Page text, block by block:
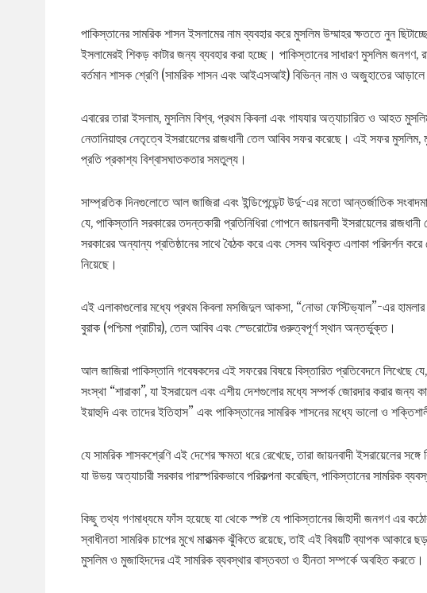
পাকিস্তানের সামরিক শাসন ইসলামের নাম ব্যবহার করে মুসলিম উম্মাহর ক্ষততে নুন
ইসলামেরই শিকড় কাটার জন্য ব্যবহার করা হচ্ছে। পাকিস্তানের সাধারণ মুসলিম জনগণ,
বর্তমান শাসক শ্রেণি (সামরিক শাসন এবং আইএসআই) বিভিন্ন নাম ও অজুহাতের আড়ালে
এবারের তারা ইসলাম, মুসলিম বিশ্ব, প্রথম কিবলা এবং গাযযার অত্যাচারিত ও আহত
নেতানিয়াহুর নেতৃত্বে ইসরায়েলের রাজধানী তেল আবিব সফর করেছে। এই সফর মুসলিম,
প্রতি প্রকাশ্য বিশ্বাসঘাতকতার সমতুল্য।
সাম্প্রতিক দিনগুলোতে আল জাজিরা এবং ইন্ডিপেন্ডেন্ট উর্দু-এর মতো আন্তর্জাতিক
যে, পাকিস্তানি সরকারের তদন্তকারী প্রতিনিধিরা গোপনে জায়নবাদী ইসরায়েলের
সরকারের অন্যান্য প্রতিষ্ঠানের সাথে বৈঠক করে এবং সেসব অধিকৃত এলাকা পরিদর্শন
নিয়েছে।
এই এলাকাগুলোর মধ্যে প্রথম কিবলা মসজিদুল আকসা, “নোভা ফেস্টিভ্যাল”-এর হামলার
বুরাক (পশ্চিমা প্রাচীর), তেল আবিব এবং স্ডেরোটের গুরুত্বপূর্ণ স্থান অন্তর্ভুক্ত।
আল জাজিরা পাকিস্তানি গবেষকদের এই সফরের বিষয়ে বিস্তারিত প্রতিবেদনে
সংস্থা “শারাকা”, যা ইসরায়েল এবং এশীয় দেশগুলোর মধ্যে সম্পর্ক জোরদার করার জন্য
ইয়াহুদি এবং তাদের ইতিহাস” এবং পাকিস্তানের সামরিক শাসনের মধ্যে ভালো ও
যে সামরিক শাসকশ্রেণি এই দেশের ক্ষমতা ধরে রেখেছে, তারা জায়নবাদী ইসরায়েলের
যা উভয় অত্যাচারী সরকার পারস্পরিকভাবে পরিকল্পনা করেছিল, পাকিস্তানের সামরিক
কিছু তথ্য গণমাধ্যমে ফাঁস হয়েছে যা থেকে স্পষ্ট যে পাকিস্তানের জিহাদী জনগণ এর
স্বাধীনতা সামরিক চাপের মুখে মারাত্মক ঝুঁকিতে রয়েছে, তাই এই বিষয়টি ব্যাপক আকারে
মুসলিম ও মুজাহিদদের এই সামরিক ব্যবস্থার বাস্তবতা ও হীনতা সম্পর্কে অবহিত করতে।